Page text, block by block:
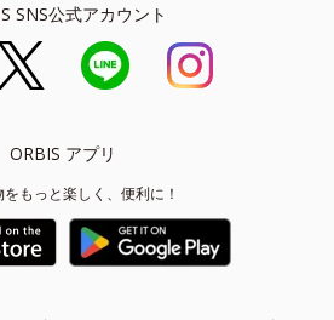
SNS公式アカウント
ORBIS アプリ
もっと楽しく、便利に！